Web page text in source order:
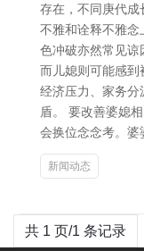
存在，不同庚代成
不雅和诠释不雅念
色冲破亦然常见谅
而儿媳则可能感到
经济压力、家务分
盾。 要改善婆媳
会换位念念考。婆
新闻动态
共 1 页/1 条记录